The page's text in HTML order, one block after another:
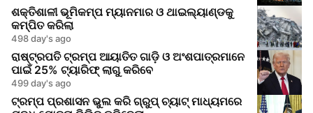
ଶକ୍ତିଶାଳୀ ଭୂମିକମ୍ପ ମ୍ୟାନମାର ଓ ଥାଇଲ୍ୟାଣ୍ଡକୁ
କମ୍ପିତ କରିଲା
498 day's ago
ରାଷ୍ଟ୍ରପତି ଟ୍ରମ୍ପ ଆୟାତିତ ଗାଡ଼ି ଓ ଅଂଶପାତ୍ରମାନେ
ପାଇଁ 25% ଟ୍ୟାରିଫ୍ ଲାଗୁ କରିବେ
499 day's ago
ଟ୍ରମ୍ପ ପ୍ରଶାସନ ଭୁଲ କରି ଗ୍ରୁପ୍ ଚ୍ୟାଟ୍ ମାଧ୍ୟମରେ